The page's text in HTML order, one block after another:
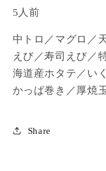
～)
数
量
を
減
数
量
を
増
5人前
中トロ／マグロ／
えび／寿司えび／
海道産ホタテ／い
かっぱ巻き／厚焼
Share